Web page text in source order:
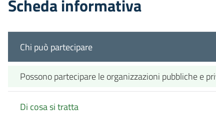
Scheda informativa
Chi può partecipare
Possono partecipare le organizzazioni pubbliche e
Di cosa si tratta